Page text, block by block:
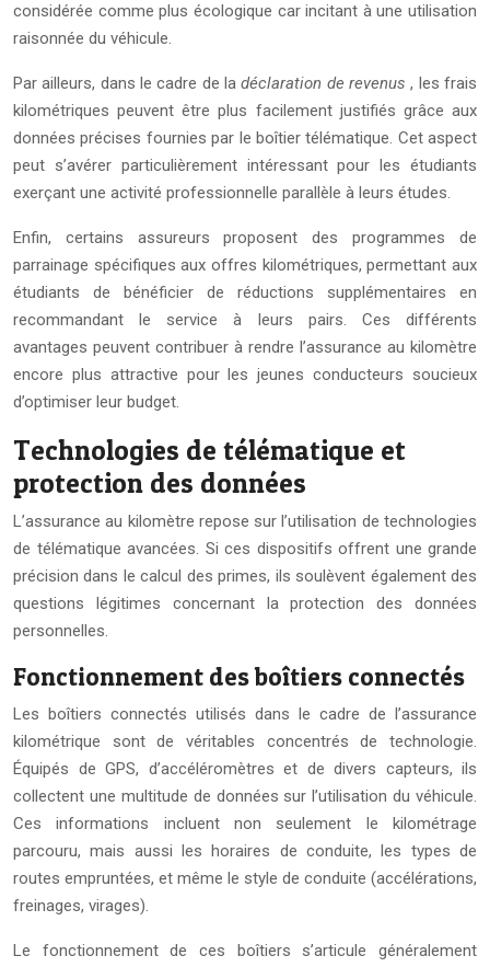
considérée comme plus écologique car incitant à une utilisation
raisonnée du véhicule.
Par ailleurs, dans le cadre de ladéclaration de revenus, les frais
kilométriques peuvent être plus facilement justifiés grâce aux
données précises fournies par le boîtier télématique. Cet aspect
peut s’avérer particulièrement intéressant pour les étudiants
exerçant une activité professionnelle parallèle à leurs études.
Enfin, certains assureurs proposent des programmes de
parrainage spécifiques aux offres kilométriques, permettant aux
étudiants de bénéficier de réductions supplémentaires en
recommandant le service à leurs pairs. Ces différents
avantages peuvent contribuer à rendre l’assurance au kilomètre
encore plus attractive pour les jeunes conducteurs soucieux
d’optimiser leur budget.
Technologies de télématique et
protection des données
L’assurance au kilomètre repose sur l’utilisation de technologies
de télématique avancées. Si ces dispositifs offrent une grande
précision dans le calcul des primes, ils soulèvent également des
questions légitimes concernant la protection des données
personnelles.
Fonctionnement des boîtiers connectés
Les boîtiers connectés utilisés dans le cadre de l’assurance
kilométrique sont de véritables concentrés de technologie.
Équipés de GPS, d’accéléromètres et de divers capteurs, ils
collectent une multitude de données sur l’utilisation du véhicule.
Ces informations incluent non seulement le kilométrage
parcouru, mais aussi les horaires de conduite, les types de
routes empruntées, et même le style de conduite (accélérations,
freinages, virages).
Le fonctionnement de ces boîtiers s’articule généralement